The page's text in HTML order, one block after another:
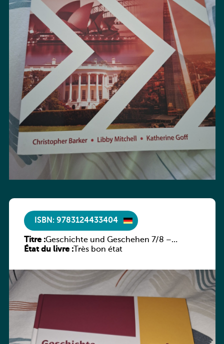
ISBN: 9783124433404
Titre :Geschichte und Geschehen 7/8 –
Rheinland-Pfalz
État du livre :Très bon état